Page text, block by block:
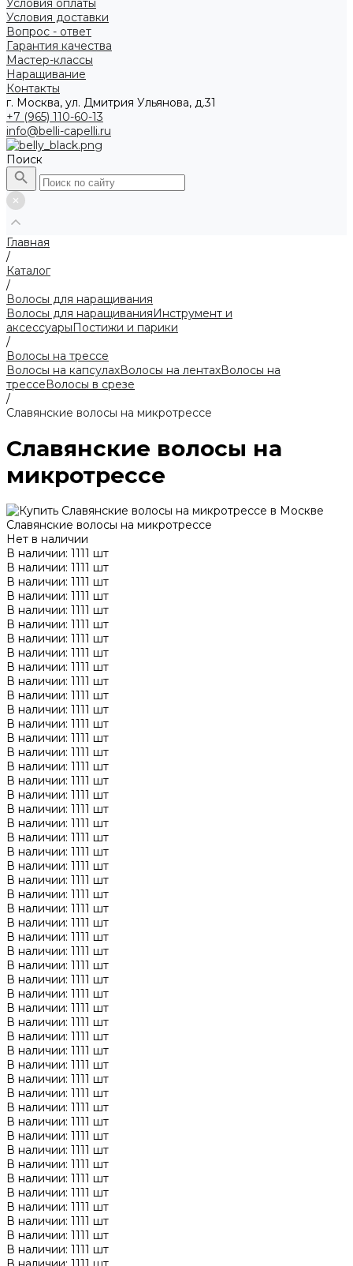
Условия оплаты
Условия доставки
Вопрос - ответ
Гарантия качества
Мастер-классы
Наращивание
Контакты
г. Москва, ул. Дмитрия Ульянова, д.31
+7 (965) 110-60-13
info@belli-capelli.ru
Поиск
Главная
/
Каталог
/
Волосы для наращивания
Волосы для наращиванияИнструмент и
аксессуарыПостижи и парики
/
Волосы на трессе
Волосы на капсулахВолосы на лентахВолосы на
трессеВолосы в срезе
/
Славянские волосы на микротрессе
Славянские волосы на
микротрессе
Славянские волосы на микротрессе
Нет в наличии
В наличии: 1111 шт
В наличии: 1111 шт
В наличии: 1111 шт
В наличии: 1111 шт
В наличии: 1111 шт
В наличии: 1111 шт
В наличии: 1111 шт
В наличии: 1111 шт
В наличии: 1111 шт
В наличии: 1111 шт
В наличии: 1111 шт
В наличии: 1111 шт
В наличии: 1111 шт
В наличии: 1111 шт
В наличии: 1111 шт
В наличии: 1111 шт
В наличии: 1111 шт
В наличии: 1111 шт
В наличии: 1111 шт
В наличии: 1111 шт
В наличии: 1111 шт
В наличии: 1111 шт
В наличии: 1111 шт
В наличии: 1111 шт
В наличии: 1111 шт
В наличии: 1111 шт
В наличии: 1111 шт
В наличии: 1111 шт
В наличии: 1111 шт
В наличии: 1111 шт
В наличии: 1111 шт
В наличии: 1111 шт
В наличии: 1111 шт
В наличии: 1111 шт
В наличии: 1111 шт
В наличии: 1111 шт
В наличии: 1111 шт
В наличии: 1111 шт
В наличии: 1111 шт
В наличии: 1111 шт
В наличии: 1111 шт
В наличии: 1111 шт
В наличии: 1111 шт
В наличии: 1111 шт
В наличии: 1111 шт
В наличии: 1111 шт
В наличии: 1111 шт
В наличии: 1111 шт
В наличии: 1111 шт
В наличии: 1111 шт